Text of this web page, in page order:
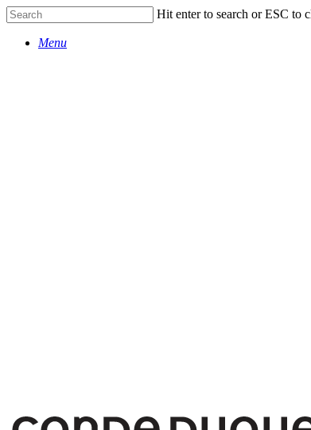
Skip
to
main
Hit enter to search or ESC to
SearchMenu